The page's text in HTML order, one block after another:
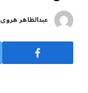
عبدالظاهر هروی